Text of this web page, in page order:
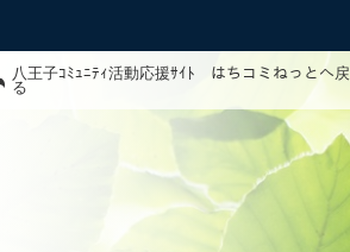
八王子ｺﾐｭﾆﾃｨ活動応援ｻｲﾄ はちコミねっとへ戻
る